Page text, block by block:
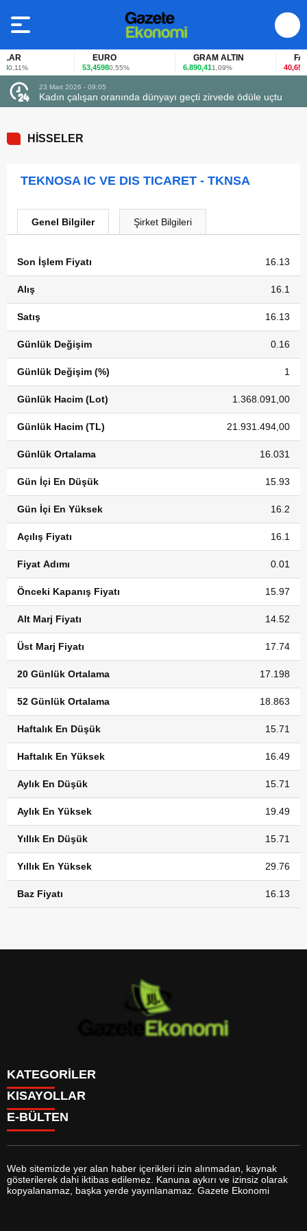
0,11%
EURO
53,45980,55%
GRAM ALTIN
6.890,411,09%
FAİZ
40,65-
23 Mart 2026 - 09:05
Kadın çalışan oranında dünyayı geçti zirvede ödüle uçtu
HİSSELER
TEKNOSA IC VE DIS TICARET - TKNSA
Genel Bilgiler Şirket Bilgileri
Son İşlem Fiyatı 16.13
Alış 16.1
Satış 16.13
Günlük Değişim 0.16
Günlük Değişim (%) 1
Günlük Hacim (Lot) 1.368.091,00
Günlük Hacim (TL) 21.931.494,00
Günlük Ortalama 16.031
Gün İçi En Düşük 15.93
Gün İçi En Yüksek 16.2
Açılış Fiyatı 16.1
Fiyat Adımı 0.01
Önceki Kapanış Fiyatı 15.97
Alt Marj Fiyatı 14.52
Üst Marj Fiyatı 17.74
20 Günlük Ortalama 17.198
52 Günlük Ortalama 18.863
Haftalık En Düşük 15.71
Haftalık En Yüksek 16.49
Aylık En Düşük 15.71
Aylık En Yüksek 19.49
Yıllık En Düşük 15.71
Yıllık En Yüksek 29.76
Baz Fiyatı 16.13
KATEGORİLER
GÜNDEM
DÜNYA
SİYASET
MAGAZİN
SAĞLIK
EĞİTİM
YAŞAM
KISAYOLLAR
BURÇLAR
FİKSTÜR
FİRMA EKLE
FİRMA REHBERİ
E-BÜLTEN
gazeteekonomi.com e-bültenine abone olarak, tarafınıza haber,
Web sitemizde yer alan haber içerikleri izin alınmadan, kaynak
gösterilerek dahi iktibas edilemez. Kanuna aykırı ve izinsiz olarak
kopyalanamaz, başka yerde yayınlanamaz. Gazete Ekonomi